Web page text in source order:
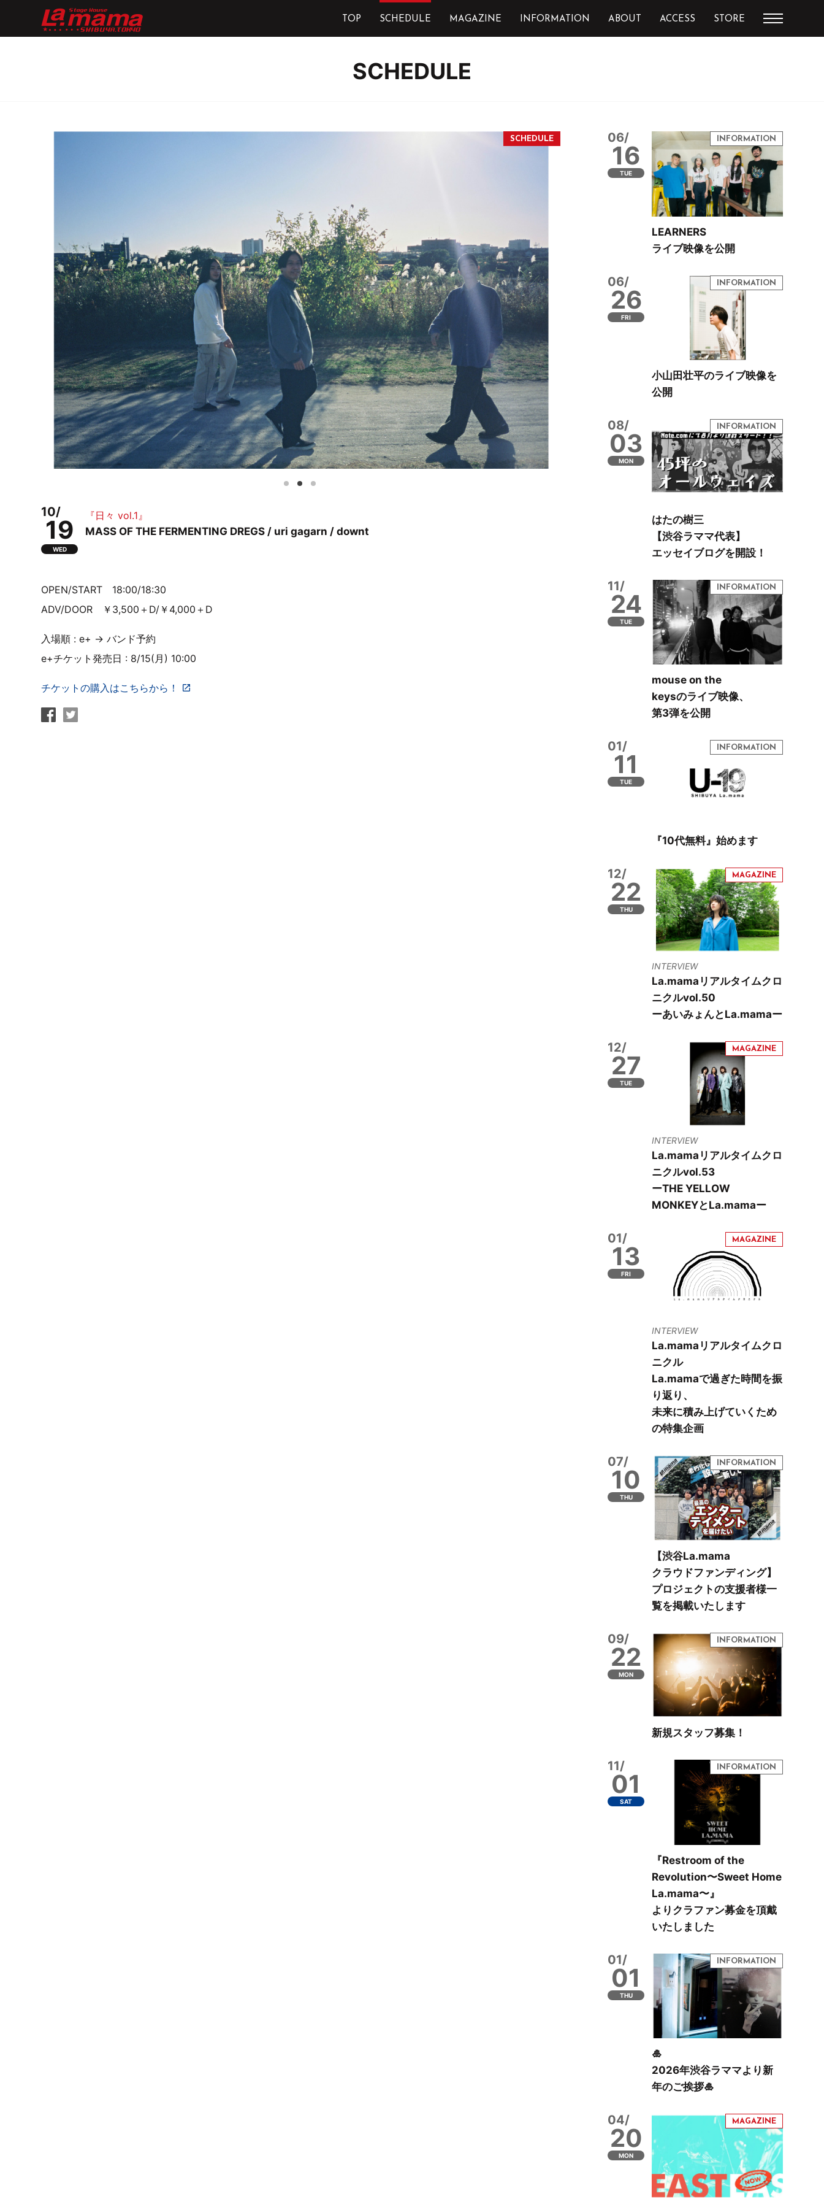
TOP SCHEDULE MAGAZINE INFORMATION ABOUT ACCESS STORE
SCHEDULE
10/
19
WED
『日々 vol.1』
MASS OF THE FERMENTING DREGS / uri gagarn / downt
OPEN/START 18:00/18:30
ADV/DOOR ￥3,500＋D/￥4,000＋D
入場順 : e+ → バンド予約
e+チケット発売日 : 8/15(月) 10:00
チケットの購入はこちらから！
06/
16
TUE
LEARNERS
ライブ映像を公開
06/
26
FRI
小山田壮平のライブ映像を
公開
08/
03
MON
はたの樹三
【渋谷ラママ代表】
エッセイブログを開設！
11/
24
TUE
mouse on the
keysのライブ映像、
第3弾を公開
01/
11
TUE
『10代無料』始めます
12/
22
THU
INTERVIEW
La.mamaリアルタイムクロ
ニクルvol.50
ーあいみょんとLa.mamaー
12/
27
TUE
INTERVIEW
La.mamaリアルタイムクロ
ニクルvol.53
ーTHE YELLOW
MONKEYとLa.mamaー
01/
13
FRI
INTERVIEW
La.mamaリアルタイムクロ
ニクル
La.mamaで過ぎた時間を振
り返り、
未来に積み上げていくため
の特集企画
07/
10
THU
【渋谷La.mama
クラウドファンディング】
プロジェクトの支援者様一
覧を掲載いたします
09/
22
MON
新規スタッフ募集！
11/
01
SAT
『Restroom of the
Revolution〜Sweet Home
La.mama〜』
よりクラファン募金を頂戴
いたしました
01/
01
THU
🎍
2026年渋谷ラママより新
年のご挨拶🎍
04/
20
MON